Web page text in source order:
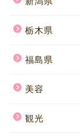
栃木県
福島県
美容
観光